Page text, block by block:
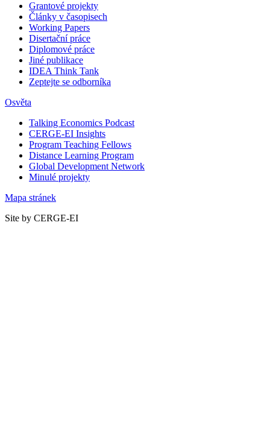
Grantové projekty
Články v časopisech
Working Papers
Disertační práce
Diplomové práce
Jiné publikace
IDEA Think Tank
Zeptejte se odborníka
Osvěta
Talking Economics Podcast
CERGE-EI Insights
Program Teaching Fellows
Distance Learning Program
Global Development Network
Minulé projekty
Mapa stránek
Site by CERGE-EI